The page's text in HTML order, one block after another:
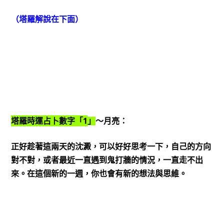
（塔羅解說在下面）
塔羅時運占卜數字「1 」 ～月亮：
正好趁著這兩天的沈澱，可以好好思考一下，自己的方向
對不對，或者最近一直遇到鬼打牆的情況，一直走不出
來。在這個新的一週，你也會有新的想法與思維。